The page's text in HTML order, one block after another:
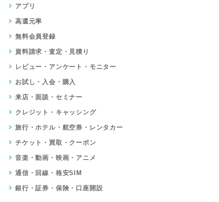
アプリ
高還元率
無料会員登録
資料請求・査定・見積り
レビュー・アンケート・モニター
お試し・入会・購入
来店・面談・セミナー
クレジット・キャッシング
旅行・ホテル・航空券・レンタカー
チケット・買取・クーポン
音楽・動画・映画・アニメ
通信・回線・格安SIM
銀行・証券・保険・口座開設